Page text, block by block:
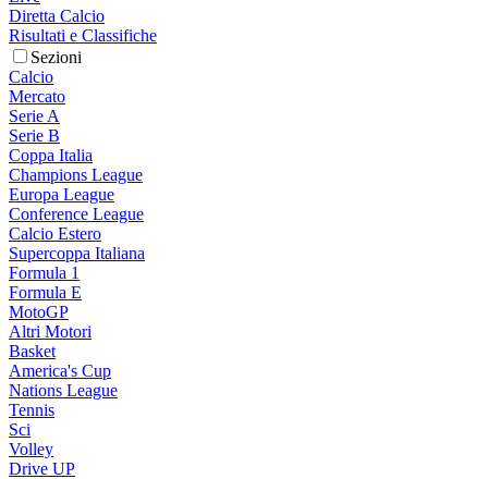
Diretta Calcio
Risultati e Classifiche
Sezioni
Calcio
Mercato
Serie A
Serie B
Coppa Italia
Champions League
Europa League
Conference League
Calcio Estero
Supercoppa Italiana
Formula 1
Formula E
MotoGP
Altri Motori
Basket
America's Cup
Nations League
Tennis
Sci
Volley
Drive UP